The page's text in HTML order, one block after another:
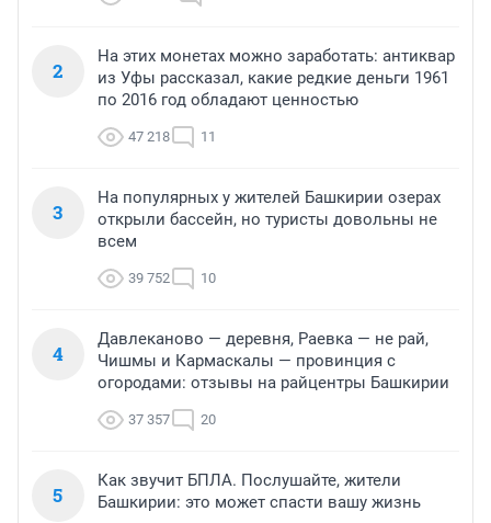
2
На этих монетах можно заработать: антиквар
из Уфы рассказал, какие редкие деньги 1961
по 2016 год обладают ценностью
47 218 11
3
На популярных у жителей Башкирии озерах
открыли бассейн, но туристы довольны не
всем
39 752 10
4
Давлеканово — деревня, Раевка — не рай,
Чишмы и Кармаскалы — провинция с
огородами: отзывы на райцентры Башкирии
37 357 20
5
Как звучит БПЛА. Послушайте, жители
Башкирии: это может спасти вашу жизнь